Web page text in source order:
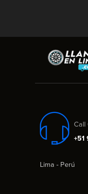
Call
+51
Lima - Perú